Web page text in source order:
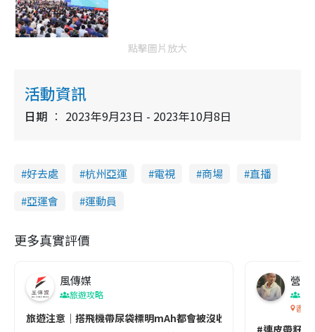
點擊圖片放大
活動資訊
日期 2023年9月23日 - 2023年10月8日
好去處 杭州亞運 電視 商場
直播
亞運會
運動員
更多真實評價
風傳媒
旅遊攻略
旅遊注意｜搭飛機帶尿袋標明mAh都會被沒收😱出發前切記檢查
營養
香港
#連皮帶籽